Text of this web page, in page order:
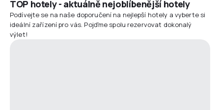
TOP hotely - aktuálně nejoblíbenější hotely
Podívejte se na naše doporučení na nejlepší hotely a vyberte si
ideální zařízení pro vás. Pojďme spolu rezervovat dokonalý
výlet!